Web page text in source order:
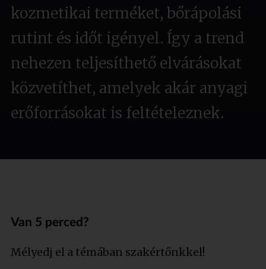
kozmetikai terméket, bőrápolási
rutint és időt igényel. Így a trend
nehezen teljesíthető elvárásokat
közvetíthet, amelyek akár anyagi
erőforrásokat is feltételeznek.
Van 5 perced?
Mélyedj el a témában szakértőnkkel!